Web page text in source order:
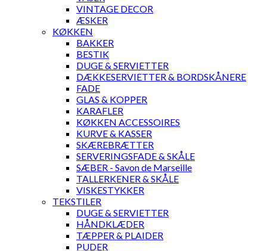
VINTAGE DECOR
ÆSKER
KØKKEN
BAKKER
BESTIK
DUGE & SERVIETTER
DÆKKESERVIETTER & BORDSKÅNERE
FADE
GLAS & KOPPER
KARAFLER
KØKKEN ACCESSOIRES
KURVE & KASSER
SKÆREBRÆTTER
SERVERINGSFADE & SKÅLE
SÆBER - Savon de Marseille
TALLERKENER & SKÅLE
VISKESTYKKER
TEKSTILER
DUGE & SERVIETTER
HÅNDKLÆDER
TÆPPER & PLAIDER
PUDER